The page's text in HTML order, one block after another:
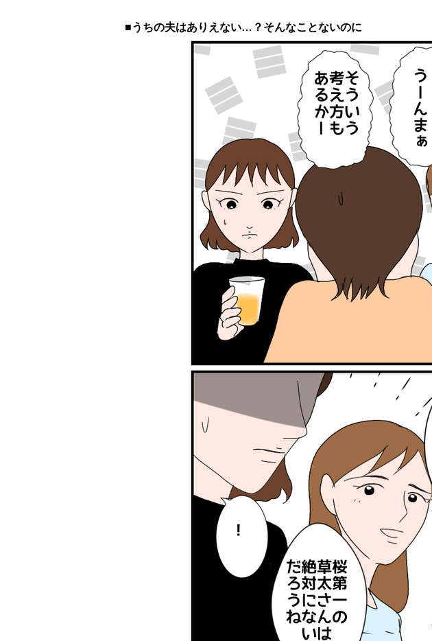
■うちの夫はありえない…？そんなことないのに